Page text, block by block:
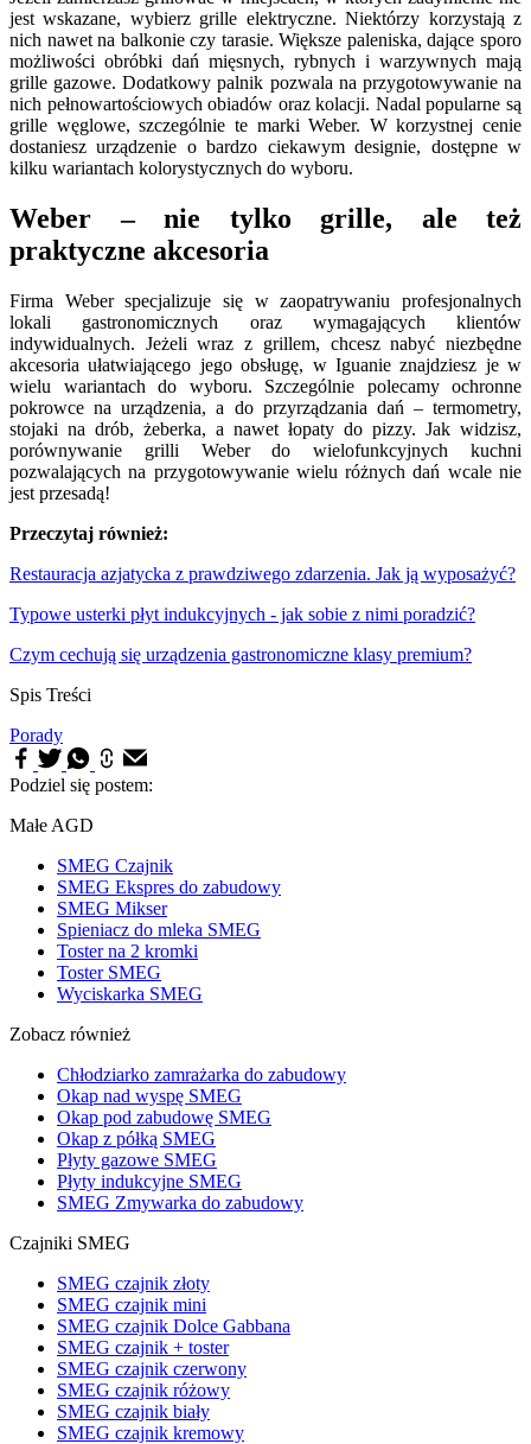
jest wskazane, wybierz grille elektryczne. Niektórzy korzystają z
nich nawet na balkonie czy tarasie. Większe paleniska, dające sporo
możliwości obróbki dań mięsnych, rybnych i warzywnych mają
grille gazowe. Dodatkowy palnik pozwala na przygotowywanie na
nich pełnowartościowych obiadów oraz kolacji. Nadal popularne są
grille węglowe, szczególnie te marki Weber. W korzystnej cenie
dostaniesz urządzenie o bardzo ciekawym designie, dostępne w
kilku wariantach kolorystycznych do wyboru.
Weber – nie tylko grille, ale też
praktyczne akcesoria
Firma Weber specjalizuje się w zaopatrywaniu profesjonalnych
lokali gastronomicznych oraz wymagających klientów
indywidualnych. Jeżeli wraz z grillem, chcesz nabyć niezbędne
akcesoria ułatwiającego jego obsługę, w Iguanie znajdziesz je w
wielu wariantach do wyboru. Szczególnie polecamy ochronne
pokrowce na urządzenia, a do przyrządzania dań – termometry,
stojaki na drób, żeberka, a nawet łopaty do pizzy. Jak widzisz,
porównywanie grilli Weber do wielofunkcyjnych kuchni
pozwalających na przygotowywanie wielu różnych dań wcale nie
jest przesadą!
Przeczytaj również:
Restauracja azjatycka z prawdziwego zdarzenia. Jak ją wyposażyć?
Typowe usterki płyt indukcyjnych - jak sobie z nimi poradzić?
Czym cechują się urządzenia gastronomiczne klasy premium?
Spis Treści
Porady
Podziel się postem:
Małe AGD
SMEG Czajnik
SMEG Ekspres do zabudowy
SMEG Mikser
Spieniacz do mleka SMEG
Toster na 2 kromki
Toster SMEG
Wyciskarka SMEG
Zobacz również
Chłodziarko zamrażarka do zabudowy
Okap nad wyspę SMEG
Okap pod zabudowę SMEG
Okap z półką SMEG
Płyty gazowe SMEG
Płyty indukcyjne SMEG
SMEG Zmywarka do zabudowy
Czajniki SMEG
SMEG czajnik złoty
SMEG czajnik mini
SMEG czajnik Dolce Gabbana
SMEG czajnik + toster
SMEG czajnik czerwony
SMEG czajnik różowy
SMEG czajnik biały
SMEG czajnik kremowy